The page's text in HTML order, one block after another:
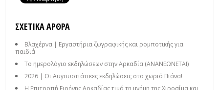
ΣΧΕΤΙΚΆ ΆΡΘΡΑ
Βλαχέρνα | Εργαστήρια ζωγραφικής και ρομποτικής για
παιδιά
Το ημερολόγιο εκδηλώσεων στην Αρκαδία (ΑΝΑΝΕΩΝΕΤΑΙ)
2026 | Οι Αυγουστιάτικες εκδηλώσεις στο χωριό Πιάνα!